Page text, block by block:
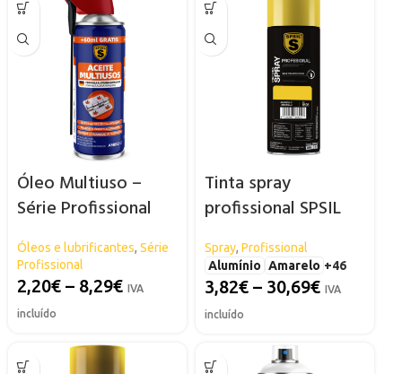
Óleo Multiuso –
Série Profissional
SPSIL
Óleos e lubrificantes, Série
Profissional
2,20€ – 8,29€ IVA
incluído
Tinta spray
profissional SPSIL
Spray, Profissional
Alumínio Amarelo +46
3,82€ – 30,69€ IVA
incluído